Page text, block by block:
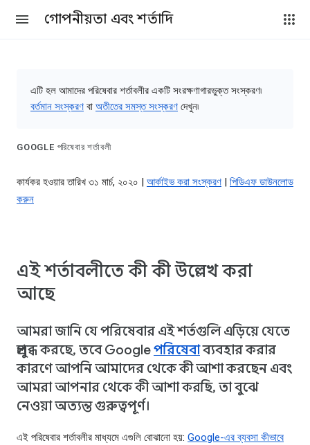
গোপনীয়তা এবং শর্তাদি
এটি হল আমাদের পরিষেবার শর্তাবলীর একটি সংরক্ষণাগারভুক্ত সংস্করণ৷
বর্তমান সংস্করণ বা অতীতের সমস্ত সংস্করণ দেখুন৷
GOOGLE পরিষেবার শর্তাবলী
কার্যকর হওয়ার তারিখ ৩১ মার্চ, ২০২০ | আর্কাইভ করা সংস্করণ | পিডিএফ ডাউনলোড
করুন
এই শর্তাবলীতে কী কী উল্লেখ করা
আছে
আমরা জানি যে পরিষেবার এই শর্তগুলি এড়িয়ে যেতে
প্রলুব্ধ করছে, তবে Googleপরিষেবাব্যবহার করার
কারণে আপনি আমাদের থেকে কী আশা করছেন এবং
আমরা আপনার থেকে কী আশা করছি, তা বুঝে
নেওয়া অত্যন্ত গুরুত্বপূর্ণ।
এই পরিষেবার শর্তাবলীর মাধ্যমে এগুলি বোঝানো হয়: Google-এর ব্যবসা কীভাবে